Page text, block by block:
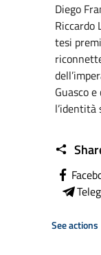
Diego
Riccardo
tesi
Guasco
l’identità
See actions